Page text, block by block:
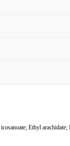
Ethyl arachidate;